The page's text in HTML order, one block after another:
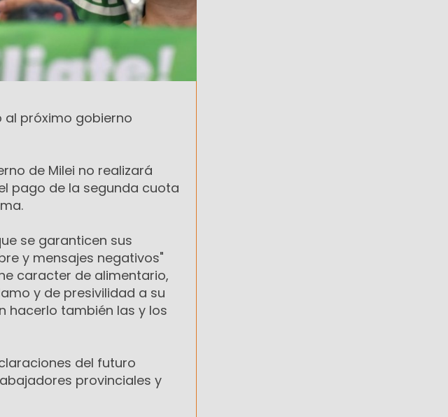
al próximo gobierno
de Milei no realizará
pago de la segunda cuota
se garanticen sus
y mensajes negativos"
caracter de alimentario,
y de presivilidad a su
hacerlo también las y los
del futuro
provinciales y